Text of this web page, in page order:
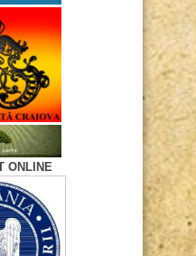
ONLINE